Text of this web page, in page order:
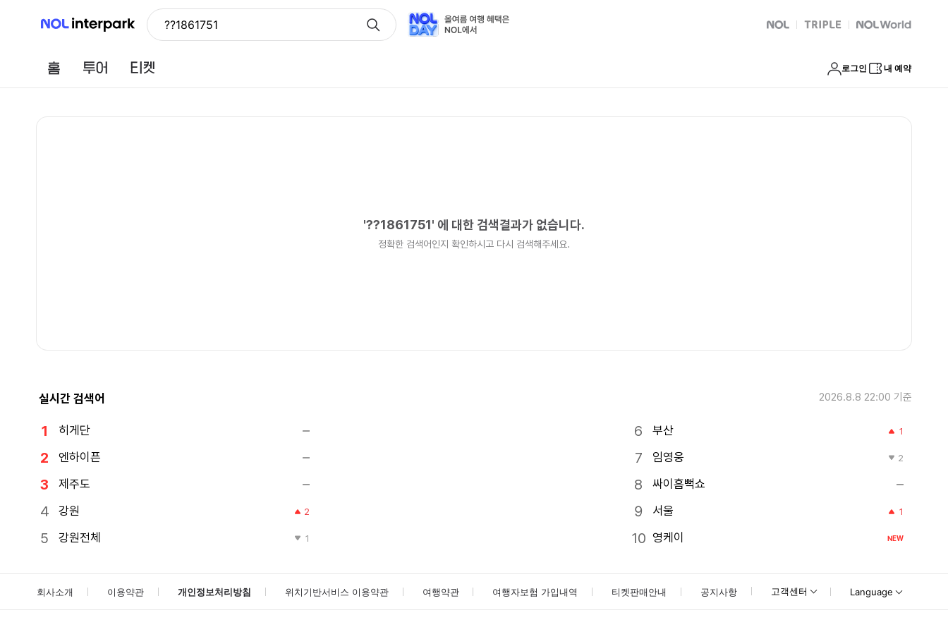
NOL 인터파크 ??1861751 NOL 트리플 Global Interpark
홈 투어 로그인 내 예약
'??1861751' 에 대한 검색결과가 없습니다.
정확한 검색어인지 확인하시고 다시 검색해주세요.
실시간 검색어 2026.8.8 22:00 기준
히게단
엔하이픈
제주도
강원
2
강원전체 1
부산 1
임영웅 2
싸이흠뻑쇼
서울
1
영케이 NEW
회사소개 이용약관 개인정보처리방침 위치기반서비스 이용약관 여행약관 여행자보험 가입내역 티켓판매안내 공지사항 고객센터 Language